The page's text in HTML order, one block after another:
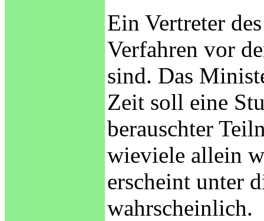
Ein Vertreter
Verfahren vor
sind. Das
Zeit soll eine
berauschter
wieviele allein
erscheint unter
wahrscheinlich.